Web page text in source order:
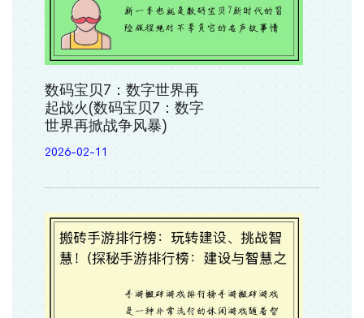
数码宝贝7：数字世界再
起战火(数码宝贝7：数字
世界再掀战争风暴)
2026-02-11